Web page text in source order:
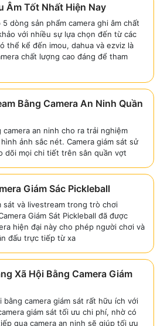
Âm Tốt Nhất Hiện Nay
dòng sản phẩm camera ghi âm chất
với nhiều sự lựa chọn đến từ các
thể kể đến imou, dahua và ezviz là
chất lượng cao đáng để tham
Bằng Camera An Ninh Quần
camera an ninh cho ra trải nghiệm
ảnh sắc nét. Camera giám sát sử
dõi mọi chi tiết trên sân quần vợt
Giám Sác Pickleball
sát và livestream trong trò chơi
Giám Sát Pickleball đã được
hiện đại này cho phép người chơi và
đấu trực tiếp từ xa
Xã Hội Bằng Camera Giám
bằng camera giám sát rất hữu ích với
giám sát tối ưu chi phí, nhờ có
qua camera an ninh sẽ giúp tối ưu